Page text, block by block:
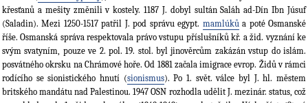
křesťanů a mešity změnili v kostely. 1187 J. dobyl sultán Saláh ad-Dín Ibn Júsuf
(Saladin). Mezi 1250-1517 patřil J. pod správu egypt. mamlúkůa poté Osmanské
říše. Osmanská správa respektovala právo vstupu příslušníků kř. a žid. vyznání ke
svým svatyním, pouze ve 2. pol. 19. stol. byl jinověrcům zakázán vstup do islám.
posvátného okrsku na Chrámové hoře. Od 1881 začala imigrace evrop. Židů v rámci
rodícího se sionistického hnutí (sionismus). Po 1. svět. válce byl J. hl. městem
britského mandátu nad Palestinou. 1947 OSN rozhodla udělit J. mezinár. status, což